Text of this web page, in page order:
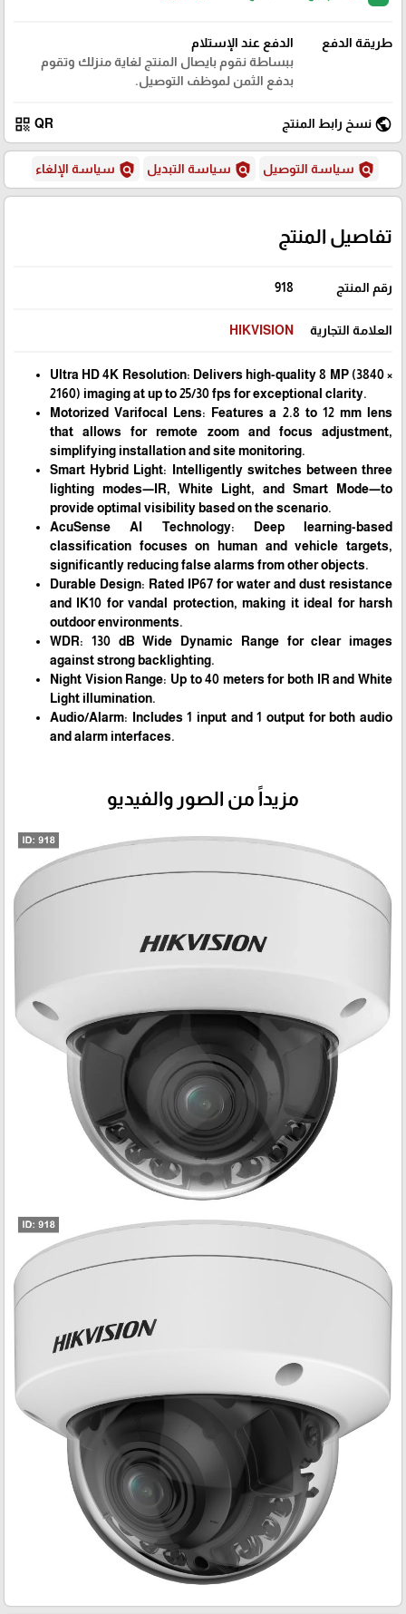
طريقة الدفع
الدفع عند الإستلام
ببساطة نقوم بايصال المنتج لغاية منزلك وتقوم
بدفع الثمن لموظف التوصيل.
public نسخ رابط المنتج QR
qr_code
policy سياسة التوصيل policy سياسة التبديل policy سياسة الإلغاء
تفاصيل المنتج
رقم المنتج 918
العلامة التجارية HIKVISION
Ultra HD 4K Resolution: Delivers high-quality 8 MP (3840 ×
2160) imaging at up to 25/30 fps for exceptional clarity.
Motorized Varifocal Lens: Features a 2.8 to 12 mm lens
that allows for remote zoom and focus adjustment,
simplifying installation and site monitoring.
Smart Hybrid Light: Intelligently switches between three
lighting modes—IR, White Light, and Smart Mode—to
provide optimal visibility based on the scenario.
AcuSense AI Technology: Deep learning-based
classification focuses on human and vehicle targets,
significantly reducing false alarms from other objects.
Durable Design: Rated IP67 for water and dust resistance
and IK10 for vandal protection, making it ideal for harsh
outdoor environments.
WDR: 130 dB Wide Dynamic Range for clear images
against strong backlighting.
Night Vision Range: Up to 40 meters for both IR and White
Light illumination.
Audio/Alarm: Includes 1 input and 1 output for both audio
and alarm interfaces.
مزيداً من الصور والفيديو